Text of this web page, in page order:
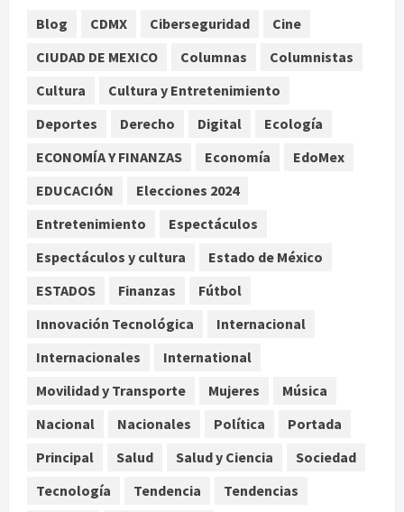
Fallece Jorge Messi, padre y
representante de Lionel Messi, en
agosto 8, 2026
Nacional
Alejandro Moreno critica la
control y señala incongruencia en
4
España impone controles
fronterizos a viajeros de Italia por
agosto 8, 2026
influencer que documentó su lucha
contra el cáncer
Blog CDMX Ciberseguridad
Cine
CIUDAD DE MEXICO
Columnas
Columnistas
Cultura
Cultura y Entretenimiento
Deportes
Derecho Digital
Ecología
ECONOMÍA Y FINANZAS
Economía
EdoMex
EDUCACIÓN
Elecciones 2024
Entretenimiento
Espectáculos
Espectáculos y cultura
Estado de México
ESTADOS
Finanzas
Fútbol
Innovación Tecnológica
Internacional
Internacionales
International
Movilidad y Transporte
Mujeres
Música
Nacional
Nacionales Política
Portada
Principal
Salud Salud y Ciencia
Sociedad
Tecnología
Tendencia Tendencias